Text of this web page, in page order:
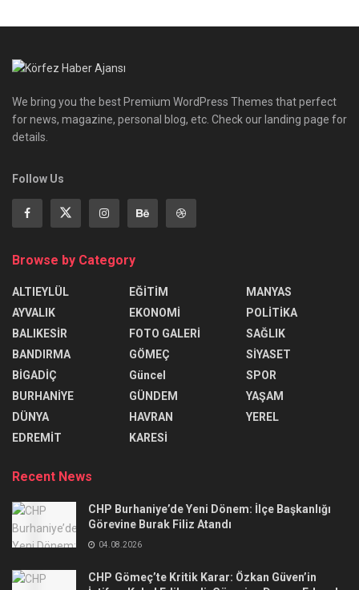
We bring you the best Premium WordPress Themes that perfect
for news, magazine, personal blog, etc. Check our landing page for
details.
Follow Us
Browse by Category
ALTIEYLÜL
AYVALIK
BALIKESİR
BANDIRMA
BİGADİÇ
BURHANİYE
DÜNYA
EDREMİT
EĞİTİM
EKONOMİ
FOTO GALERİ
GÖMEÇ
Güncel
GÜNDEM
HAVRAN
KARESİ
MANYAS
POLİTİKA
SAĞLIK
SİYASET
SPOR
YAŞAM
YEREL
Recent News
CHP Burhaniye’de Yeni Dönem: İlçe Başkanlığı
Görevine Burak Filiz Atandı
04.08.2026
CHP Gömeç’te Kritik Karar: Özkan Güven’in